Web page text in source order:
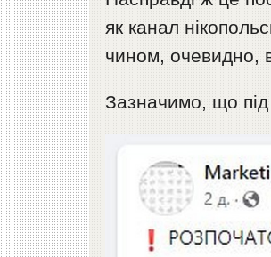
як канал
чином, очевидно,
Зазначимо, що